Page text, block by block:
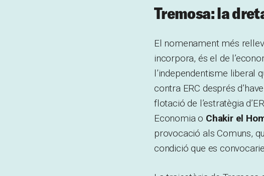
Tremosa: la
El nomenament més
incorpora, és el de
l’independentisme liberal
contra ERC després
flotació de l’estratègia
Economia o Chakir el
provocació als Comuns,
condició que es